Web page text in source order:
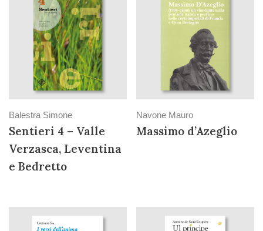
Balestra Simone
Sentieri 4 – Valle
Verzasca, Leventina
e Bedretto
Navone Mauro
Massimo d’Azeglio